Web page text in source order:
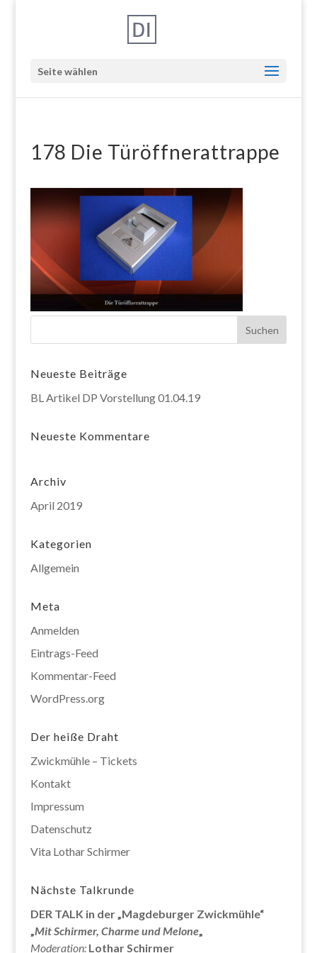
Seite wählen
178 Die Türöffnerattrappe
Neueste Beiträge
BL Artikel DP Vorstellung 01.04.19
Neueste Kommentare
Archiv
April 2019
Kategorien
Allgemein
Meta
Anmelden
Eintrags-Feed
Kommentar-Feed
WordPress.org
Der heiße Draht
Zwickmühle – Tickets
Kontakt
Impressum
Datenschutz
Vita Lothar Schirmer
Nächste Talkrunde
DER TALK in der „Magdeburger Zwickmühle“
„Mit Schirmer, Charme und Melone„
Moderation: Lothar Schirmer